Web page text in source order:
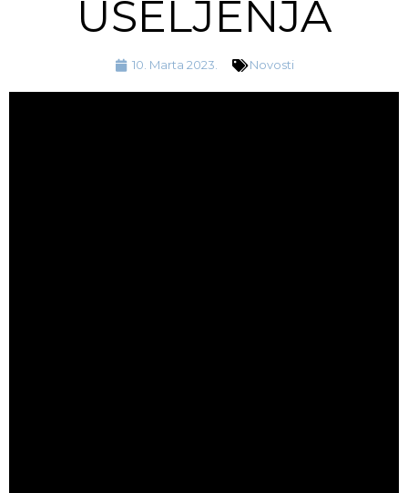
USELJENJA
10. Marta 2023. Novosti